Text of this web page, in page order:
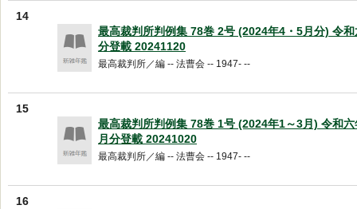
14
最高裁判所判例集 78巻 2号 (2024年4・5月分) 令
分登載 20241120
最高裁判所／編 -- 法曹会 -- 1947- --
15
最高裁判所判例集 78巻 1号 (2024年1～3月) 令和
月分登載 20241020
最高裁判所／編 -- 法曹会 -- 1947- --
16